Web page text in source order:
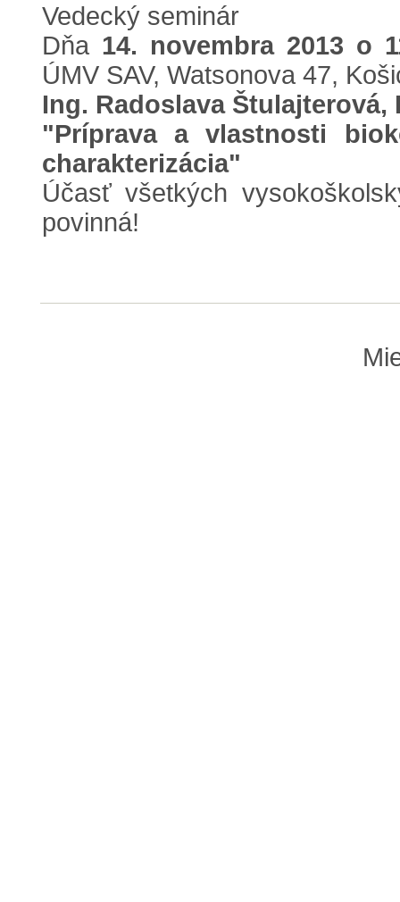
Vedecký seminár
Dňa 14. novembra 2013 o
ÚMV SAV, Watsonova 47,
Ing. Radoslava Štulajterová,
"Príprava a vlastnosti
charakterizácia"
Účasť všetkých
povinná!